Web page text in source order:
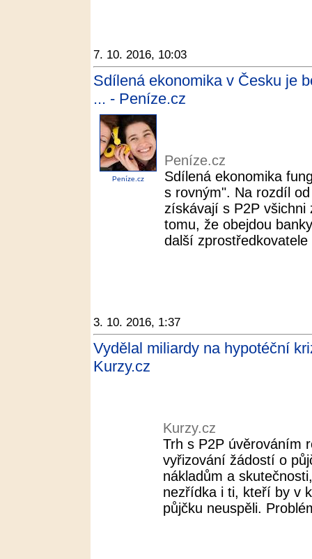
7. 10. 2016, 10:03
Sdílená ekonomika v Česku je
... - Peníze.cz
Peníze.cz
Peníze.cz
Sdílená ekonomika
s rovným". Na rozdíl
získávají s P2P
tomu, že obejdou
další zprostředkovatele
3. 10. 2016, 1:37
Vydělal miliardy na hypotéční
Kurzy.cz
Kurzy.cz
Trh s P2P úvěrováním
vyřizování žádostí o
nákladům a
nezřídka i ti, kteří by v
půjčku neuspěli.